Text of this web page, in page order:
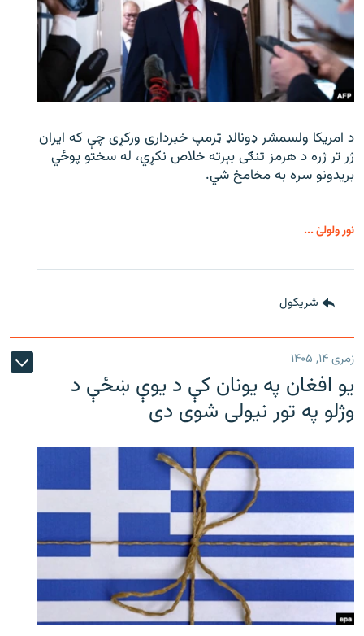
د امریکا ولسمشر ډونالډ ټرمپ خبرداری ورکړی چې که ایران
ژر تر ژره د هرمز تنګی بېرته خلاص نکړي، له سختو پوځي
بریدونو سره به مخامخ شي.
نور ولولئ ...
شريکول
زمری ۱۴, ۱۴۰۵
یو افغان په یونان کې د یوې ښځې د
وژلو په تور نیولی شوی دی